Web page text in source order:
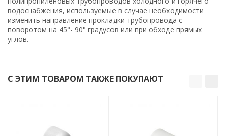
водоснабжения, используемые в случае необходимости
изменить направление прокладки трубопровода с
поворотом на 45°- 90° градусов или при обходе прямых
углов.
С ЭТИМ ТОВАРОМ ТАКЖЕ ПОКУПАЮТ